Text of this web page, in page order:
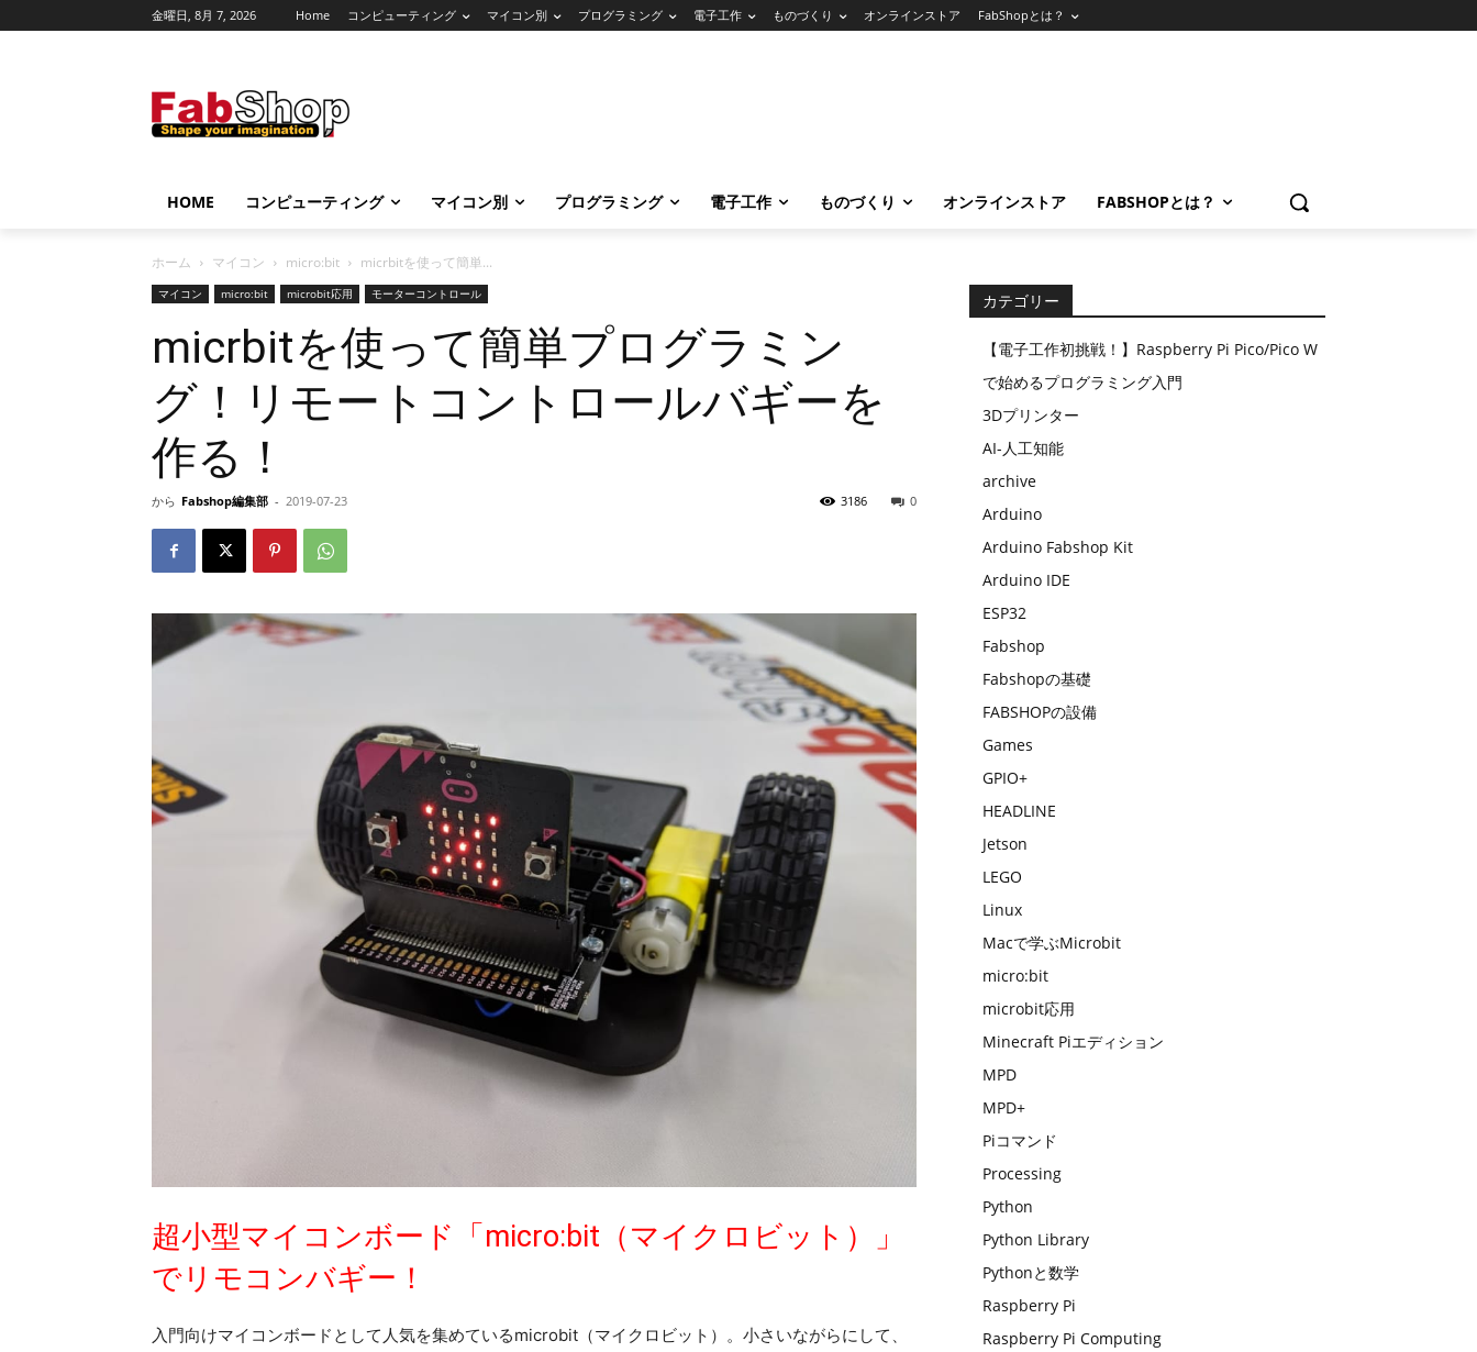
金曜日, 8月 7, 2026 Home コンピューティング マイコン別 プログラミング 電子工作 ものづくり オンラインストア FabShopとは？
HOME コンピューティング マイコン別 プログラミング 電子工作 ものづくり オンラインストア FABSHOPとは？
ホーム マイコン micro:bit micrbitを使って簡単...
マイコン micro:bit microbit応用 モーターコントロール
micrbitを使って簡単プログラミン
グ！リモートコントロールバギーを
作る！
から Fabshop編集部 - 2019-07-23 0
3186
超小型マイコンボード「micro:bit（マイクロビット）」
でリモコンバギー！
入門向けマイコンボードとして人気を集めているmicrobit（マイクロビット）。小さいながらにして、
カテゴリー
【電子工作初挑戦！】Raspberry Pi Pico/Pico W
で始めるプログラミング入門
3Dプリンター
AI-人工知能
archive
Arduino
Arduino Fabshop Kit
Arduino IDE
ESP32
Fabshop
Fabshopの基礎
FABSHOPの設備
Games
GPIO+
HEADLINE
Jetson
LEGO
Linux
Macで学ぶMicrobit
micro:bit
microbit応用
Minecraft Piエディション
MPD
MPD+
Piコマンド
Processing
Python
Python Library
Pythonと数学
Raspberry Pi
Raspberry Pi Computing